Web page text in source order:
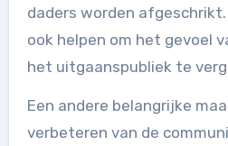
daders worden
ook helpen om het gevoel
het uitgaanspubliek te
Een andere belangrijke
verbeteren van de